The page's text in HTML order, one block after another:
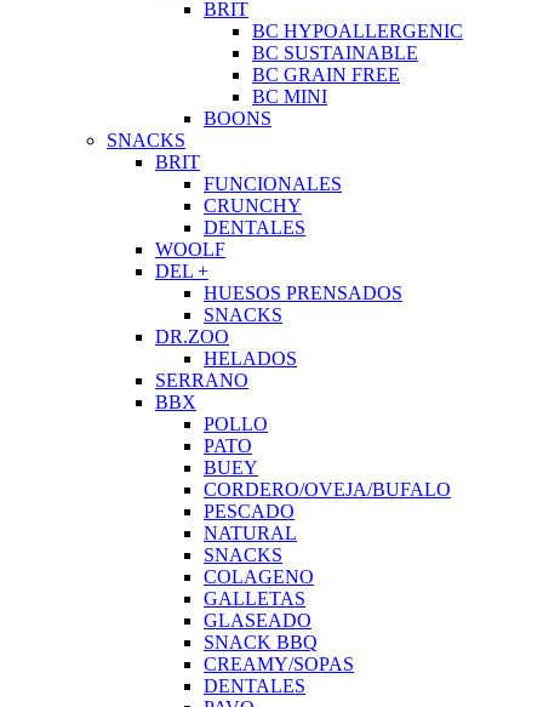
BRIT
BC HYPOALLERGENIC
BC SUSTAINABLE
BC GRAIN FREE
BC MINI
BOONS
SNACKS
BRIT
FUNCIONALES
CRUNCHY
DENTALES
WOOLF
DEL +
HUESOS PRENSADOS
SNACKS
DR.ZOO
HELADOS
SERRANO
BBX
POLLO
PATO
BUEY
CORDERO/OVEJA/BUFALO
PESCADO
NATURAL
SNACKS
COLAGENO
GALLETAS
GLASEADO
SNACK BBQ
CREAMY/SOPAS
DENTALES